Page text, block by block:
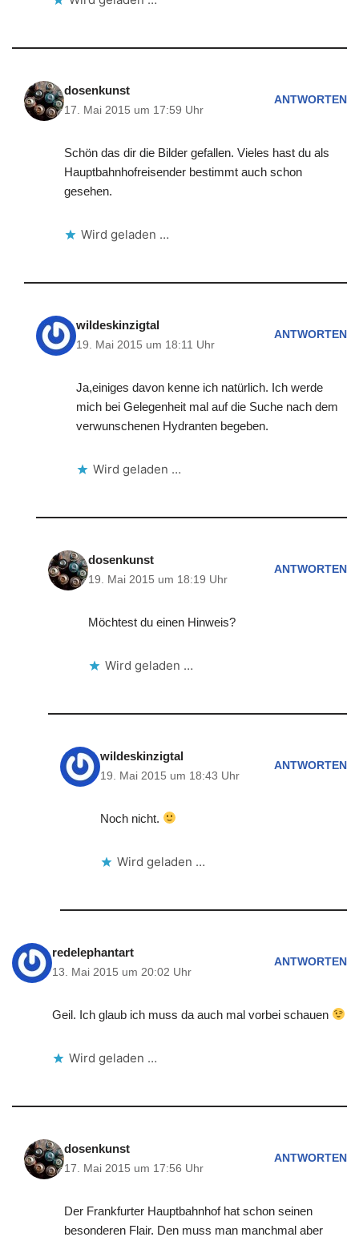
dosenkunst
17. Mai 2015 um 17:59 Uhr
ANTWORTEN
Schön das dir die Bilder gefallen. Vieles hast du als
Hauptbahnhofreisender bestimmt auch schon
gesehen.
Wird geladen …
wildeskinzigtal
19. Mai 2015 um 18:11 Uhr
ANTWORTEN
Ja,einiges davon kenne ich natürlich. Ich werde
mich bei Gelegenheit mal auf die Suche nach dem
verwunschenen Hydranten begeben.
Wird geladen …
dosenkunst
19. Mai 2015 um 18:19 Uhr
ANTWORTEN
Möchtest du einen Hinweis?
Wird geladen …
wildeskinzigtal
19. Mai 2015 um 18:43 Uhr
ANTWORTEN
Noch nicht.
Wird geladen …
redelephantart
13. Mai 2015 um 20:02 Uhr
ANTWORTEN
Geil. Ich glaub ich muss da auch mal vorbei schauen
Wird geladen …
dosenkunst
17. Mai 2015 um 17:56 Uhr
ANTWORTEN
Der Frankfurter Hauptbahnhof hat schon seinen
besonderen Flair. Den muss man manchmal aber